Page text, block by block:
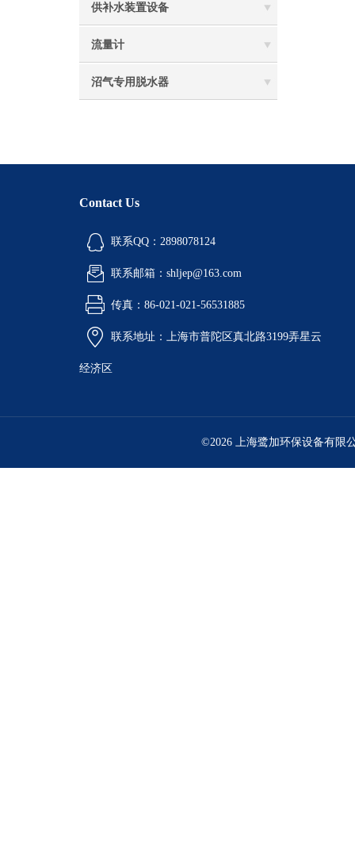
供补水装置设备
流量计
沼气专用脱水器
Contact Us
联系QQ：2898078124
联系邮箱：shljep@163.com
传真：86-021-021-56531885
联系地址：上海市普陀区真北路3199弄星云
经济区
©2026 上海鹭加环保设备有限